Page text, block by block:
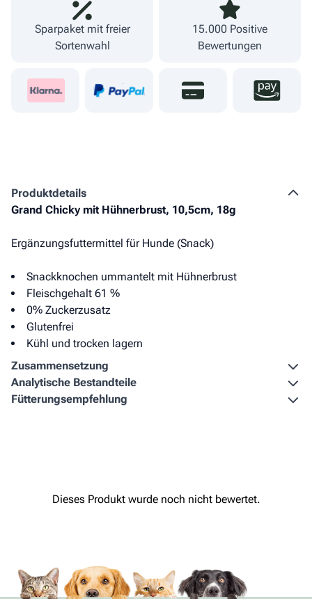
Sparpaket mit freier
Sortenwahl
15.000 Positive
Bewertungen
Produkt­details
Grand Chicky mit Hühnerbrust, 10,5cm, 18g
Ergänzungsfuttermittel für Hunde (Snack)
Snackknochen ummantelt mit Hühnerbrust
Fleischgehalt 61 %
0% Zuckerzusatz
Glutenfrei
Kühl und trocken lagern
Zusammen­setzung
Analytische Bestandteile
Fütterungs­empfehlung